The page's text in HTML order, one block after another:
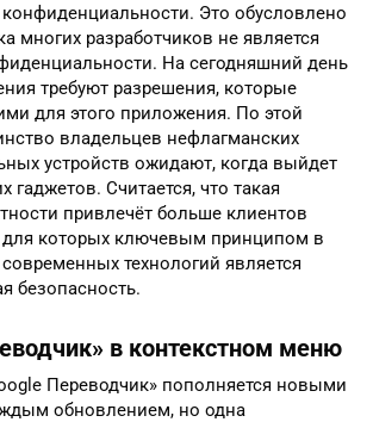
Это обусловлено
многих разработчиков не является
На сегодняшний день
требуют разрешения, которые
для этого приложения. По этой
владельцев нефлагманских
устройств ожидают, когда выйдет
гаджетов. Считается, что такая
привлечёт больше клиентов
для которых ключевым принципом в
технологий является
безопасность.
в контекстном меню
Переводчик» пополняется новыми
обновлением, но одна